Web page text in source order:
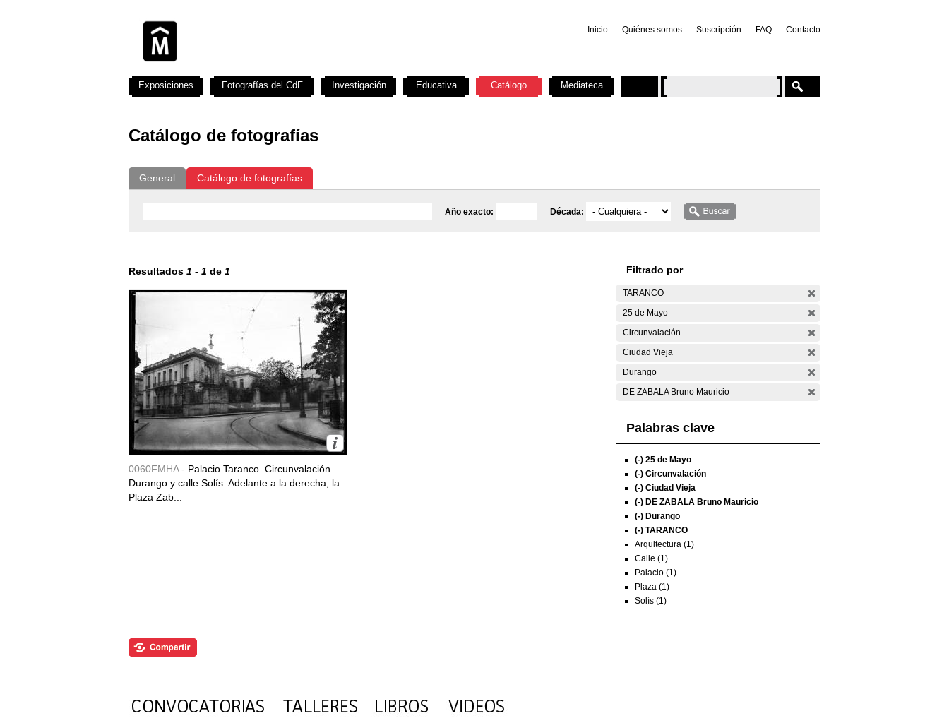
Inicio Quiénes somos Suscripción FAQ Contacto
Catálogo de fotografías
General Catálogo de fotografías
Año exacto: Década:
Resultados 1 - 1 de 1
0060FMHA - Palacio Taranco. Circunvalación
Durango y calle Solís. Adelante a la derecha, la
Plaza Zab...
Filtrado por
TARANCO
25 de Mayo
Circunvalación
Ciudad Vieja
Durango
DE ZABALA Bruno Mauricio
Palabras clave
(-) 25 de Mayo
(-) Circunvalación
(-) Ciudad Vieja
(-) DE ZABALA Bruno Mauricio
(-) Durango
(-) TARANCO
Arquitectura (1)
Calle (1)
Palacio (1)
Plaza (1)
Solís (1)
Exposiciones Fotografías del CdF Investigación Educativa Catálogo Mediateca